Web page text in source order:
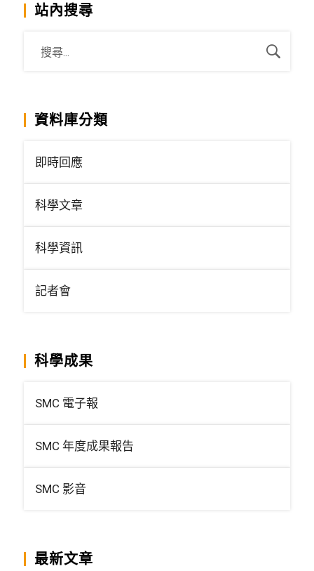
站內搜尋
資料庫分類
即時回應
科學文章
科學資訊
記者會
科學成果
SMC 電子報
SMC 年度成果報告
SMC 影音
最新文章